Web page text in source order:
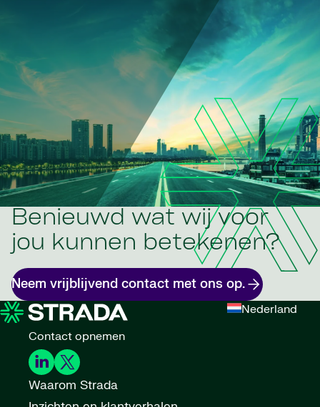
Benieuwd wat wij voor
jou kunnen betekenen?
Neem vrijblijvend contact met ons op.
Nederland
Contact opnemen
Waarom Strada